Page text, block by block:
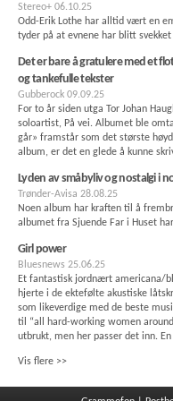
Stereo+ 06.10.25
Odd-Erik Lothe har alltid vært en
tyder på at evnene har blitt
Det er bare å gratulere med et
og tankefulle tekster
Gubberock 09.09.25
For to år siden utga Tor Johan
soloartist, På vei. Albumet ble
går» framstår som det største
album, er det en glede å kunne
Lyden av småbyliv og nostalgi i
Trønder-Avisa 28.08.25
Noen album har kraften til å
albumet fra Sjuende Far i Huset
Girl power
Bluesnews 25.06.25
Et fantastisk jordnært americana/
hjerte i de ektefølte akustiske
som likeverdige med de beste
til “all hard-working women
utbrukt, men her passer det inn.
Vis flere >>